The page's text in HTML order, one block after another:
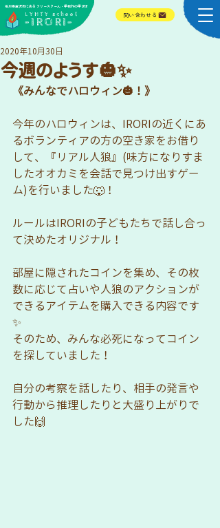
問い合わせる
​LYHTY school
-IRORI-
​石川県金沢市にある フリースクール・学校外の学びば
今週のようす🎃✨
2020年10月30日
《みんなでハロウィン🎃！》
今年のハロウィンは、IRORIの近くにあ
るボランティアの方の空き家をお借り
して、『リアル人狼』(味方になりすま
したオオカミを会話で見つけ出すゲー
ム)を行いました🐺！
ルールはIRORIの子どもたちで話し合っ
て決めたオリジナル！
部屋に隠されたコインを集め、その枚
数に応じて占いや人狼のアクションが
できるアイテムを購入できる内容です
✨
そのため、みんな必死になってコイン
を探していました！
自分の考察を話したり、相手の発言や
行動から推理したりと大盛り上がりで
した🙌